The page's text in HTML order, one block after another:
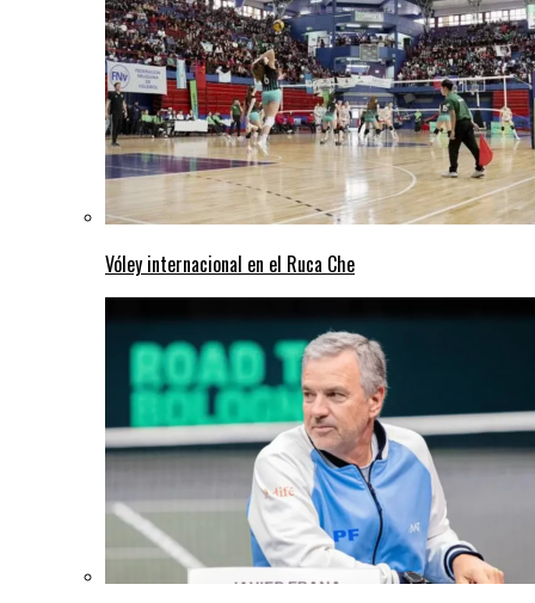
Vóley internacional en el Ruca Che